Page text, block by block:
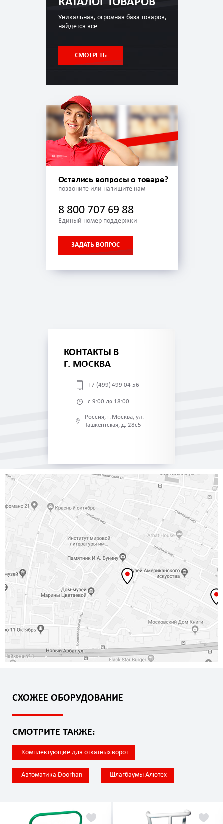
Уникальная, огромная база товаров,
найдется всё
СМОТРЕТЬ
Остались вопросы о товаре?
позвоните или напишите нам
8 800 707 69 88
Единый номер поддержки
ЗАДАТЬ ВОПРОС
КОНТАКТЫ В
Г. МОСКВА
+7 (499) 499 04 56
с 9:00 до 18:00
Россия, г. Москва, ул.
Ташкентская, д. 28с5
СХОЖЕЕ ОБОРУДОВАНИЕ
СМОТРИТЕ ТАКЖЕ:
Комплектующие для откатных ворот
Автоматика Doorhan Шлагбаумы Алютех